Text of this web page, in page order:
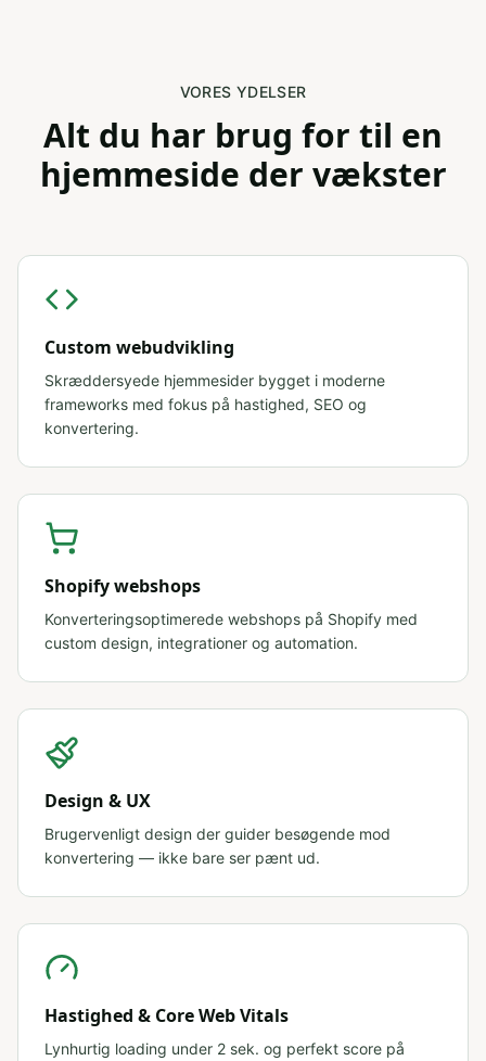
VORES YDELSER
Alt du har brug for til en
hjemmeside der vækster
Custom webudvikling
Skræddersyede hjemmesider bygget i moderne
frameworks med fokus på hastighed, SEO og
konvertering.
Shopify webshops
Konverteringsoptimerede webshops på Shopify med
custom design, integrationer og automation.
Design & UX
Brugervenligt design der guider besøgende mod
konvertering — ikke bare ser pænt ud.
Hastighed & Core Web Vitals
Lynhurtig loading under 2 sek. og perfekt score på